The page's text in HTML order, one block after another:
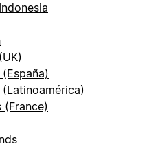
(Latinoamérica)
(France)